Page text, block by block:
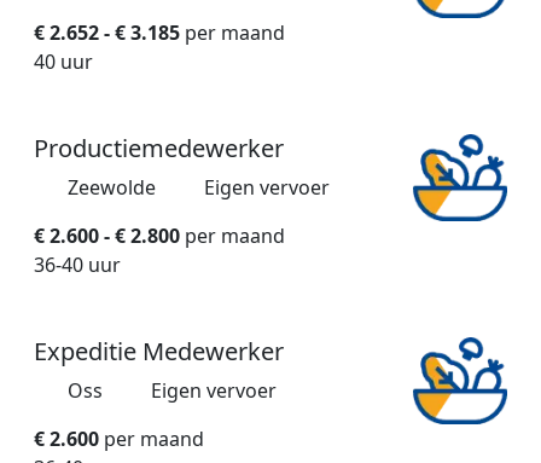
€ 2.652 - € 3.185 per maand
40 uur
Productiemedewerker
Zeewolde
Eigen vervoer
€ 2.600 - € 2.800 per maand
36-40 uur
Expeditie Medewerker
Oss
Eigen vervoer
€ 2.600 per maand